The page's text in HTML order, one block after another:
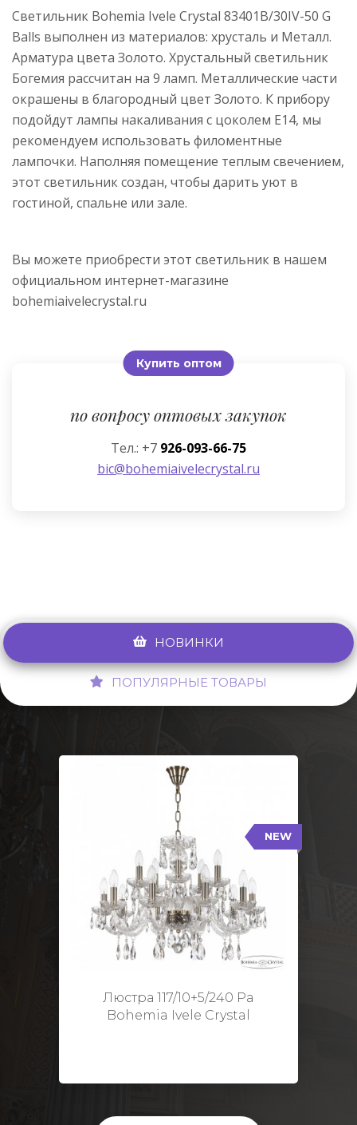
Светильник Bohemia Ivele Crystal 83401B/30IV-50 G
Balls выполнен из материалов: хрусталь и Металл.
Арматура цвета Золото. Хрустальный светильник
Богемия рассчитан на 9 ламп. Металлические части
окрашены в благородный цвет Золото. К прибору
подойдут лампы накаливания с цоколем E14, мы
рекомендуем использовать филоментные
лампочки. Наполняя помещение теплым свечением,
этот светильник создан, чтобы дарить уют в
гостиной, спальне или зале.
Вы можете приобрести этот светильник в нашем
официальном интернет-магазине
bohemiaivelecrystal.ru
Купить оптом
по вопросу оптовых закупок
Тел.: +7 926-093-66-75
bic@bohemiaivelecrystal.ru
НОВИНКИ
ПОПУЛЯРНЫЕ ТОВАРЫ
NEW
Люстра 117/10+5/240 Pa
Bohemia Ivele Crystal
117/10+5/240 Pa
Тип: Стеклянный рожок
Цвет арматуры: Патина/
Кол-во ламп: 15
Диаметр: 70 см